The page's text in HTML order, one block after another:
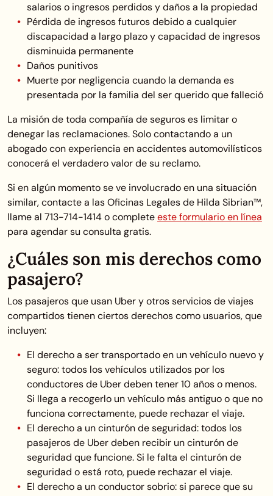
salarios o ingresos perdidos y daños a la propiedad
Pérdida de ingresos futuros debido a cualquier
discapacidad a largo plazo y capacidad de ingresos
disminuida permanente
Daños punitivos
Muerte por negligencia cuando la demanda es
presentada por la familia del ser querido que falleció
La misión de toda compañía de seguros es limitar o
denegar las reclamaciones. Solo contactando a un
abogado con experiencia en accidentes automovilísticos
conocerá el verdadero valor de su reclamo.
Si en algún momento se ve involucrado en una situación
similar, contacte a las Oficinas Legales de Hilda Sibrian™,
llame al 713-714-1414 o completeeste formulario en línea
para agendar su consulta gratis.
¿Cuáles son mis derechos como
pasajero?
Los pasajeros que usan Uber y otros servicios de viajes
compartidos tienen ciertos derechos como usuarios, que
incluyen:
El derecho a ser transportado en un vehículo nuevo y
seguro: todos los vehículos utilizados por los
conductores de Uber deben tener 10 años o menos.
Si llega a recogerlo un vehículo más antiguo o que no
funciona correctamente, puede rechazar el viaje.
El derecho a un cinturón de seguridad: todos los
pasajeros de Uber deben recibir un cinturón de
seguridad que funcione. Si le falta el cinturón de
seguridad o está roto, puede rechazar el viaje.
El derecho a un conductor sobrio: si parece que su